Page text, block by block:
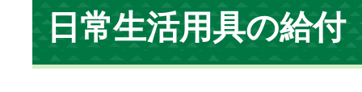
置
日常生活用具の給付